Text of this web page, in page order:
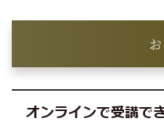
オンラインで受講で